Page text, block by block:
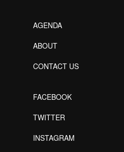
AGENDA
ABOUT
CONTACT US
FACEBOOK
TWITTER
INSTAGRAM